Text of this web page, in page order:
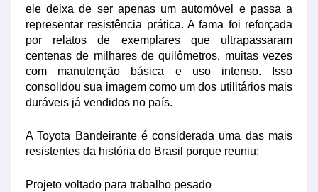
ele deixa de ser apenas um automóvel e passa a
representar resistência prática. A fama foi reforçada
por relatos de exemplares que ultrapassaram
centenas de milhares de quilômetros, muitas vezes
com manutenção básica e uso intenso. Isso
consolidou sua imagem como um dos utilitários mais
duráveis já vendidos no país.
A Toyota Bandeirante é considerada uma das mais
resistentes da história do Brasil porque reuniu:
Projeto voltado para trabalho pesado